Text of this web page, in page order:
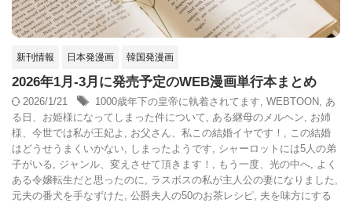
新刊情報 日本発漫画 韓国発漫画
2026年1月-3月に発売予定のWEB漫画単行本まとめ
2026/1/21 1000歳年下の皇帝に執着されてます, WEBTOON, あ
る日、お姫様になってしまった件について, ある継母のメルヘン, お姉
様、今世では私が王妃よ , お父さん、私この結婚イヤです！ , この結婚
はどうせうまくいかない, しまったようです, シャーロットには5人の弟
子がいる, ジャンル、変えさせて頂きます！ , もう一度、光の中へ, よく
ある令嬢転生だと思ったのに, ラスボスの私が主人公の妻になりました ,
元夫の番犬を手なずけた , 公爵夫人の50のお茶レシピ, 夫を味方にする